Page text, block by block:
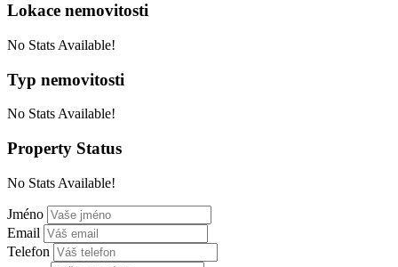
Lokace nemovitosti
No Stats Available!
Typ nemovitosti
No Stats Available!
Property Status
No Stats Available!
Jméno
Email
Telefon